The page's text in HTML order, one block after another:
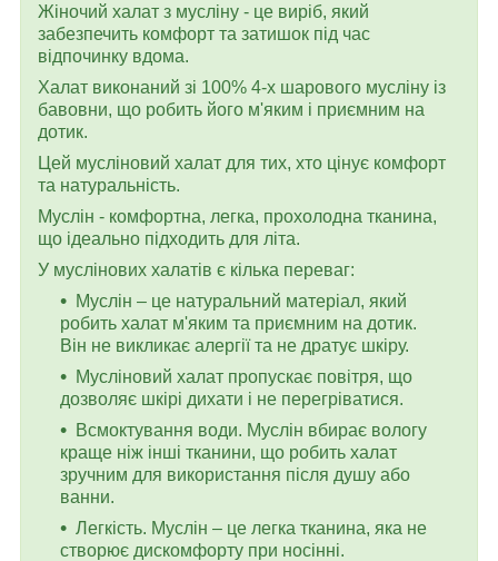
Жіночий халат з мусліну - це виріб, який
забезпечить комфорт та затишок під час
відпочинку вдома.
Халат виконаний зі 100% 4-х шарового мусліну iз
бавовни, що робить його м'яким і приємним на
дотик.
Цей мусліновий халат для тих, хто цінує комфорт
та натуральність.
Муслін - комфортна, легка, прохолодна тканина,
що ідеально підходить для літа.
У муслінових халатів є кілька переваг:
Муслін – це натуральний матеріал, який
робить халат м'яким та приємним на дотик.
Він не викликає алергії та не дратує шкіру.
Мусліновий халат пропускає повітря, що
дозволяє шкірі дихати і не перегріватися.
Всмоктування води. Муслін вбирає вологу
краще ніж інші тканини, що робить халат
зручним для використання після душу або
ванни.
Легкість. Муслін – це легка тканина, яка не
створює дискомфорту при носінні.